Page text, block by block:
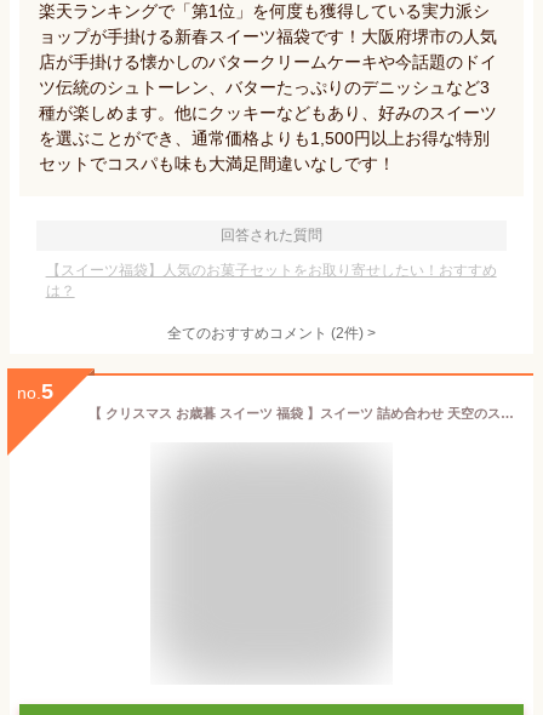
楽天ランキングで「第1位」を何度も獲得している実力派シ
ョップが手掛ける新春スイーツ福袋です！大阪府堺市の人気
店が手掛ける懐かしのバタークリームケーキや今話題のドイ
ツ伝統のシュトーレン、バターたっぷりのデニッシュなど3
種が楽しめます。他にクッキーなどもあり、好みのスイーツ
を選ぶことができ、通常価格よりも1,500円以上お得な特別
セットでコスパも味も大満足間違いなしです！
回答された質問
【スイーツ福袋】人気のお菓子セットをお取り寄せしたい！おすすめ
は？
全てのおすすめコメント (2件) >
no. 5
【 クリスマス お歳暮 スイーツ 福袋 】スイーツ 詰め合わせ 天空のスイーツ チーズケーキ プリン アソート フォンダンショコラ 珈琲カフェセット クッキー ギフト ヒルナンデス マドレーヌ 個包装 箱入り お礼 ギフト フォチェッタ